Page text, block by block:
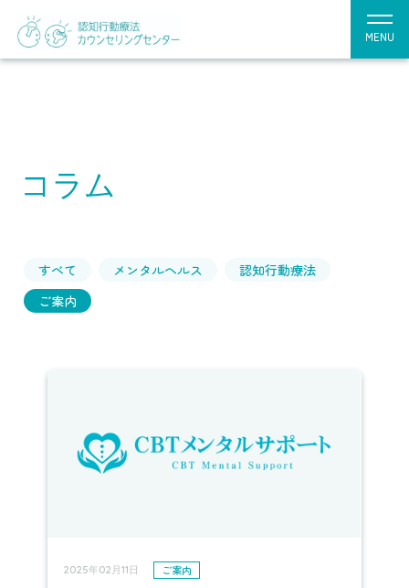
MENU
コラム
すべて メンタルヘルス
認知行動療法
ご案内
2025年02月11日 ご案内